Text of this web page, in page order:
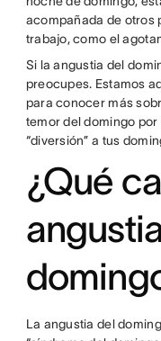
acompañada de otros
trabajo, como el
Si la angustia del
preocupes. Estamos
para conocer más
temor del domingo
“diversión” a tus
¿Qué
La angustia del